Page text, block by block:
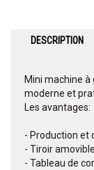
DESCRIPTION
Mini machine
moderne et
Les avantages:
- Production et
- Tiroir
- Tableau de